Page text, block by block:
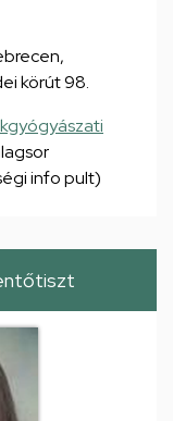
körút 98.
info pult)